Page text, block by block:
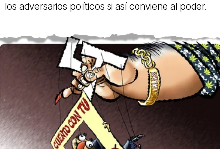
los adversarios políticos si así conviene al poder.